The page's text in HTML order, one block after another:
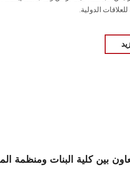
الدولية.
بين كلية البنات ومنظمة